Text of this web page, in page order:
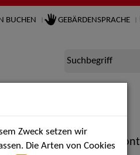
BUCHEN GEBÄRDENSPRACHE
Suchbegriff
Termine Portfolio
Zweck setzen wir
Die Arten von Cookies